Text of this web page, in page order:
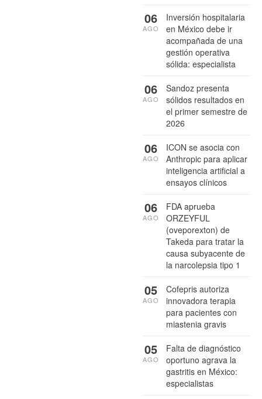
Inversión hospitalaria
en México debe ir
acompañada de una
gestión operativa
sólida: especialista
06
AGO
Sandoz presenta
sólidos resultados en
el primer semestre de
2026
06
AGO
ICON se asocia con
Anthropic para aplicar
inteligencia artificial a
ensayos clínicos
06
AGO
FDA aprueba
ORZEYFUL
(oveporexton) de
Takeda para tratar la
causa subyacente de
la narcolepsia tipo 1
06
AGO
Cofepris autoriza
innovadora terapia
para pacientes con
miastenia gravis
05
AGO
Falta de diagnóstico
oportuno agrava la
gastritis en México:
especialistas
05
AGO